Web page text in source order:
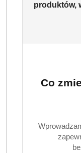
(0)
Eduscho
produktów,
Co